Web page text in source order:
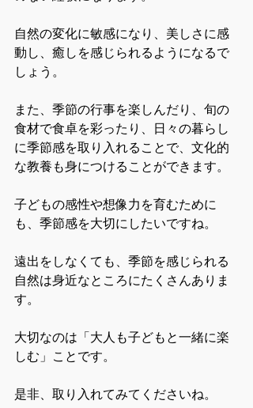
自然の変化に敏感になり、美しさに感
動し、癒しを感じられるようになるで
しょう。
また、季節の行事を楽しんだり、旬の
食材で食卓を彩ったり、日々の暮らし
に季節感を取り入れることで、文化的
な教養も身につけることができます。
子どもの感性や想像力を育むために
も、季節感を大切にしたいですね。
遠出をしなくても、季節を感じられる
自然は身近なところにたくさんありま
す。
大切なのは「大人も子どもと一緒に楽
しむ」ことです。
是非、取り入れてみてくださいね。